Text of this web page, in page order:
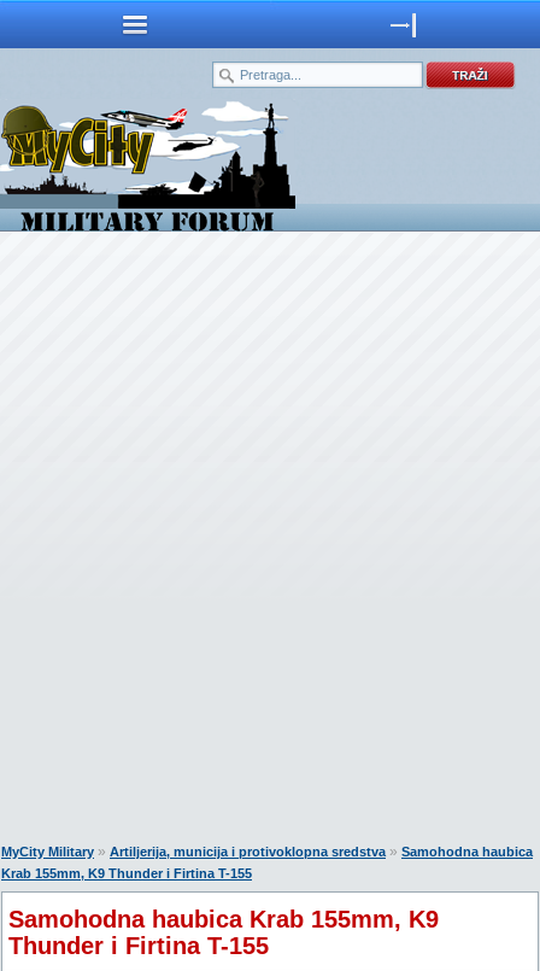
MyCity Military » Artiljerija, municija i protivoklopna sredstva» Samohodna haubica
Krab 155mm, K9 Thunder i Firtina T-155
Samohodna haubica Krab 155mm, K9
Thunder i Firtina T-155